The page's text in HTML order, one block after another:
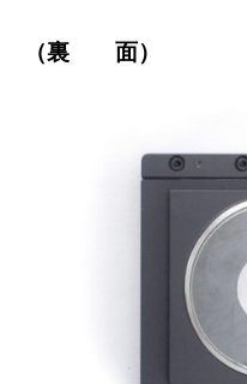
（裏 面）